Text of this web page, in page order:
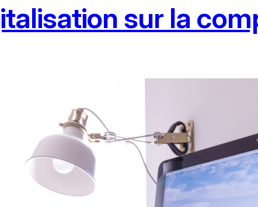
sur la